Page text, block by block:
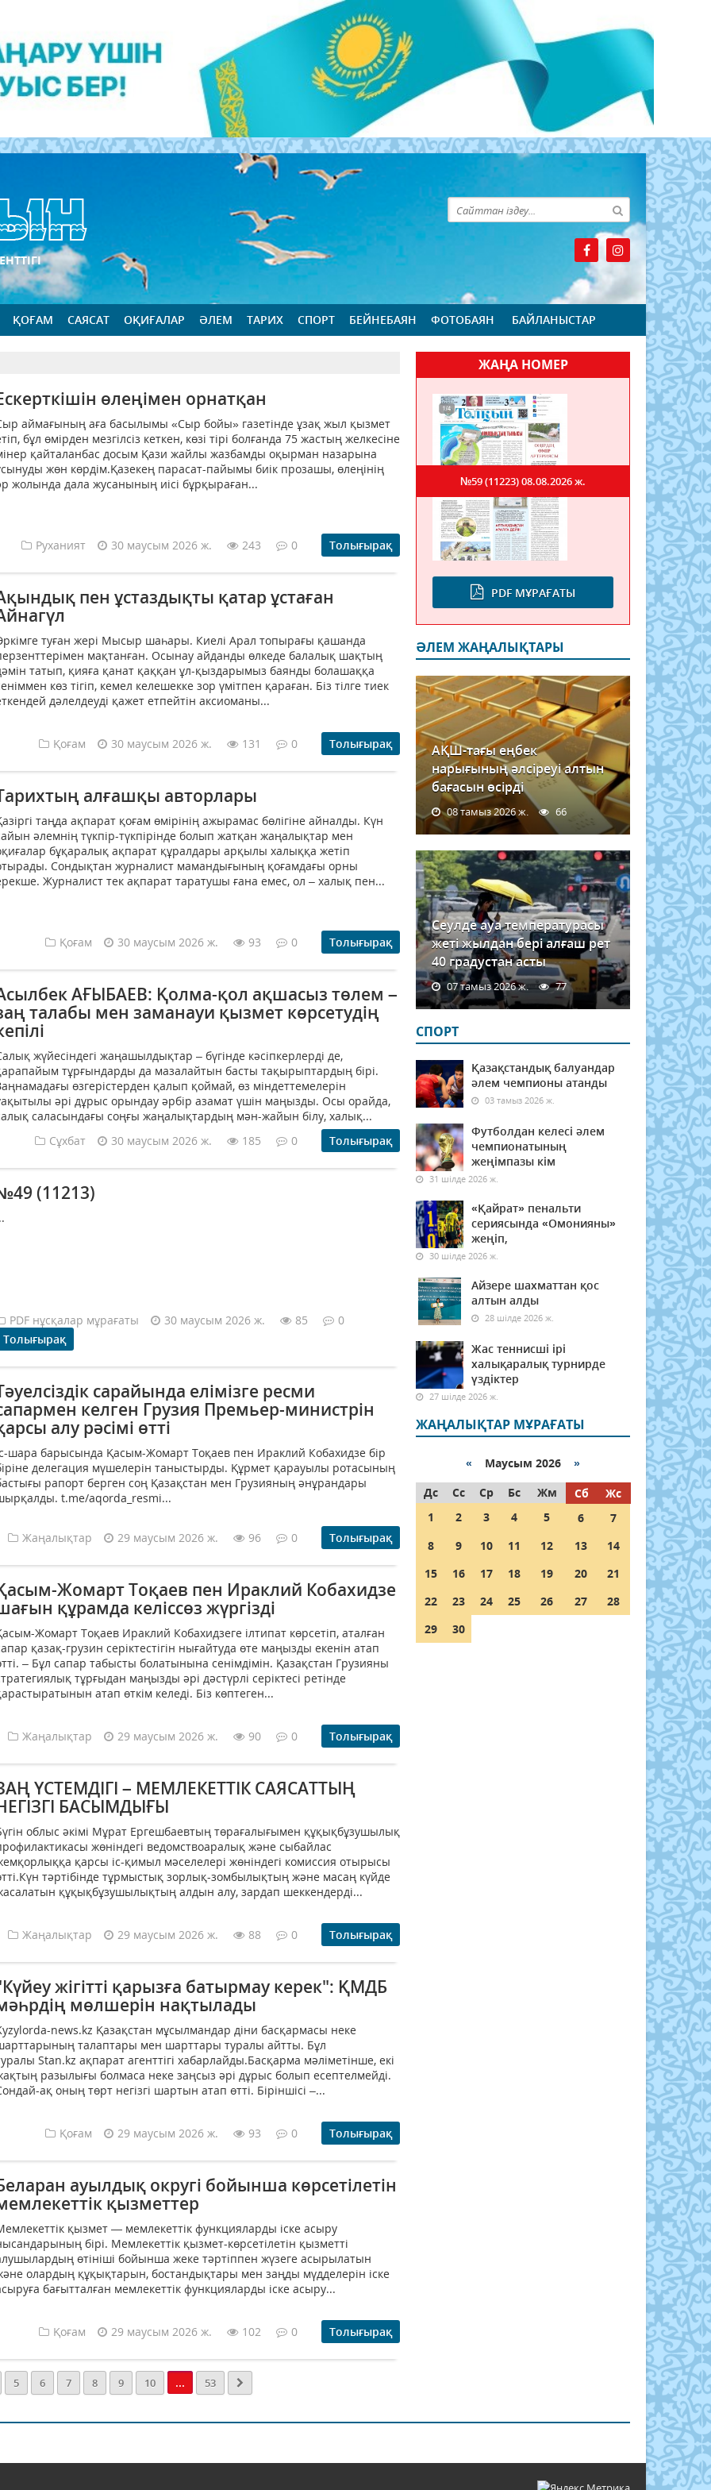
ҚОҒАМ САЯСАТ ОҚИҒАЛАР ӘЛЕМ ТАРИХ СПОРТ БЕЙНЕБАЯН ФОТОБАЯН БАЙЛАНЫСТАР
өлеңімен орнатқан
аймағының аға басылымы «Сыр бойы» газетінде ұзақ жыл қызмет
бұл өмірден мезгілсіз кеткен, көзі тірі болғанда 75 жастың желкесіне
қайталанбас досым Қази жайлы жазбамды оқырман назарына
жөн көрдім.Қазекең парасат-пайымы биік прозашы, өлеңінің
жолында дала жусанының иісі бұрқыраған...
Руханият 30 маусым 2026 ж. 243 0 Толығырақ
пен ұстаздықты қатар ұстаған
туған жері Мысыр шаһары. Киелі Арал топырағы қашанда
мақтанған. Осынау айданды өлкеде балалық шақтың
татып, қияға қанат қаққан ұл-қыздарымыз баянды болашаққа
көз тігіп, кемел келешекке зор үмітпен қараған. Біз тілге тиек
дәлелдеуді қажет етпейтін акcиоманы...
Қоғам 30 маусым 2026 ж. 131 0 Толығырақ
алғашқы авторлары
таңда ақпарат қоғам өмірінің ажырамас бөлігіне айналды. Күн
әлемнің түкпір-түкпірінде болып жатқан жаңалықтар мен
бұқаралық ақпарат құралдары арқылы халыққа жетіп
Сондықтан журналист мамандығының қоғамдағы орны
Журналист тек ақпарат таратушы ғана емес, ол – халық пен...
Қоғам 30 маусым 2026 ж. 93 0 Толығырақ
АҒЫБАЕВ: Қолма-қол ақшасыз төлем –
талабы мен заманауи қызмет көрсетудің
жүйесіндегі жаңашылдықтар – бүгінде кәсіпкерлерді де,
тұрғындарды да мазалайтын басты тақырыптардың бірі.
өзгерістерден қалып қоймай, өз міндеттемелерін
әрі дұрыс орындау әрбір азамат үшін маңызды. Осы орайда,
саласындағы соңғы жаңалықтардың мән-жайын білу, халық...
Сұхбат
30 маусым 2026 ж. 185 0 Толығырақ
(11213)
PDF нұсқалар мұрағаты 30 маусым 2026 ж. 85
0
Толығырақ
сарайында елімізге ресми
келген Грузия Премьер-министрін
алу рәсімі өтті
шара барысында Қасым-Жомарт Тоқаев пен Ираклий Кобахидзе бір
делегация мүшелерін таныстырды. Құрмет қарауылы ротасының
рапорт берген соң Қазақстан мен Грузияның әнұрандары
t.me/aqorda_resmi...
Жаңалықтар 29 маусым 2026 ж. 96 0 Толығырақ
Жомарт Тоқаев пен Ираклий Кобахидзе
құрамда келіссөз жүргізді
Жомарт Тоқаев Ираклий Кобахидзеге ілтипат көрсетіп, аталған
қазақ-грузин серіктестігін нығайтуда өте маңызды екенін атап
– Бұл сапар табысты болатынына сенімдімін. Қазақстан Грузияны
тұрғыдан маңызды әрі дәстүрлі серіктесі ретінде
атап өткім келеді. Біз көптеген...
Жаңалықтар 29 маусым 2026 ж. 90 0 Толығырақ
ҮСТЕМДІГІ – МЕМЛЕКЕТТІК САЯСАТТЫҢ
БАСЫМДЫҒЫ
облыс әкімі Мұрат Ергешбаевтың төрағалығымен құқықбұзушылық
жөніндегі ведомствоаралық және сыбайлас
қарсы іс-қимыл мәселелері жөніндегі комиссия отырысы
тәртібінде тұрмыстық зорлық-зомбылықтың және масаң күйде
құқықбұзушылықтың алдын алу, зардап шеккендерді...
Жаңалықтар 29 маусым 2026 ж. 88 0 Толығырақ
жігітті қарызға батырмау керек": ҚМДБ
мөлшерін нақтылады
news.kz Қазақстан мұсылмандар діни басқармасы неке
талаптары мен шарттары туралы айтты. Бұл
Stan.kz ақпарат агенттігі хабарлайды.Басқарма мәліметінше, екі
разылығы болмаса неке заңсыз әрі дұрыс болып есептелмейді.
ақ оның төрт негізгі шартын атап өтті. Біріншісі –...
Қоғам 29 маусым 2026 ж. 93 0 Толығырақ
ауылдық округі бойынша көрсетілетін
қызметтер
қызмет — мемлекеттік функцияларды іске асыру
бірі. Мемлекеттік қызмет-көрсетілетін қызметті
өтініші бойынша жеке тәртіппен жүзеге асырылатын
олардың құқықтарын, бостандықтары мен заңды мүдделерін іске
бағытталған мемлекеттік функцияларды іске асыру...
Қоғам 29 маусым 2026 ж. 102 0 Толығырақ
5 6 7 8 9 10 ... 53
ЖАҢА НОМЕР
PDF МҰРАҒАТЫ
№59 (11223)08.08.2026 ж.
ӘЛЕМ ЖАҢАЛЫҚТАРЫ
АҚШ-тағы еңбек
нарығының әлсіреуі алтын
бағасын өсірді
08 тамыз 2026 ж. 66
Сеулде ауа температурасы
жеті жылдан бері алғаш рет
40 градустан асты
07 тамыз 2026 ж. 77
СПОРТ
Қазақстандық балуандар
әлем чемпионы атанды
03 тамыз 2026 ж.
Футболдан келесі әлем
чемпионатының
жеңімпазы кім
31 шілде 2026 ж.
«Қайрат» пенальти
сериясында «Омонияны»
жеңіп,
30 шілде 2026 ж.
Айзере шахматтан қос
алтын алды
28 шілде 2026 ж.
Жас теннисші ірі
халықаралық турнирде
үздіктер
27 шілде 2026 ж.
ЖАҢАЛЫҚТАР МҰРАҒАТЫ
« Маусым 2026 »
Дс
Сс Ср Бс Жм Сб
Жс
1
2 3 4 5 6
7
8
9 10 11 12 13
14
15
16 17 18 19 20
21
22
23 24 25 26 27
28
29
30